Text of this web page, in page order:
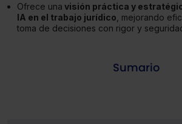
Ofrece una visión práctica y
IA en el trabajo jurídico , mejorando
toma de decisiones con rigor y
Sumario